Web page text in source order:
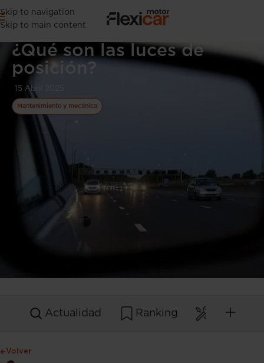
Skip to navigation
Skip to main content
¿Qué son las luces de
posición?
15 Abril 2025
Mantenimiento y mecánica
Actualidad Ranking
Volver